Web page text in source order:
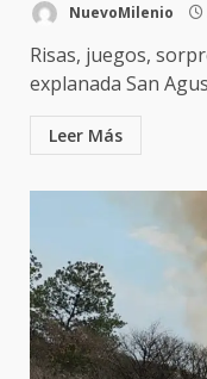
NuevoMilenio
Risas, juegos,
explanada San
Leer Más